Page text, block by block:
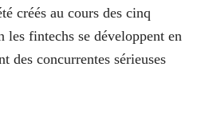
créés au cours des cinq
les fintechs se développent en
des concurrentes sérieuses